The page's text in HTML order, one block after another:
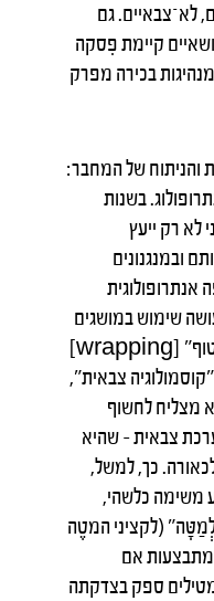
לא־צבאיים. גם
קיימת פִסקה
בכירה מפרק
והניתוח של המחבר:
בשנות
לא רק ייעץ
ובמנגנונים
שימוש במושגים
יוצאי דופן בסביבה הצבאית ("עיטוף" [wrapping]
צבאית",
מצליח לחשוף
צבאית – שהיא
כך, למשל,
משימה כלשהי,
(לקציני המטֶה
מתבצעות אם
ספק בצדקתה